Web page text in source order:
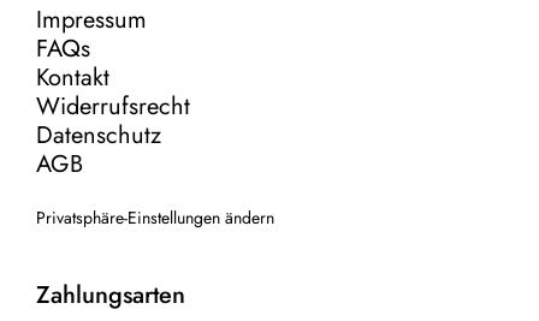
Impressum
FAQs
Kontakt
Widerrufsrecht
Datenschutz
AGB
Privatsphäre-Einstellungen ändern
Zahlungsarten